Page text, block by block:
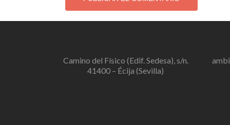
Camino del Físico (Edif. Sedesa), s/n.
41400 – Écija (Sevilla)